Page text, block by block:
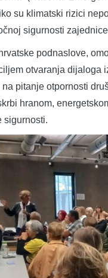
su klimatski rizici
sigurnosti
podnaslove,
otvaranja dijaloga
pitanje otpornosti
hranom,
sigurnosti.